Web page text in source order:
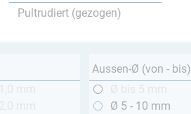
Pultrudiert (gezogen)
Aussen-Ø (von - bis)
Ø 5 - 10 mm